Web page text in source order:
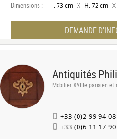
Dimensions : l. 73 cm X H. 72 cm X
DEMANDE
Antiquités
Mobilier XVIIIe parisien et
+33 (0)2 99 94
+33 (0)6 11 17